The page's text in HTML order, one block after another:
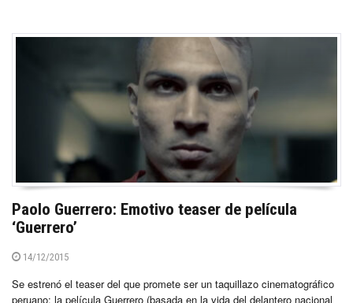
Paolo Guerrero: Emotivo teaser de película
‘Guerrero’
14/12/2015
Se estrenó el teaser del que promete ser un taquillazo cinematográfico
peruano: la película Guerrero (basada en la vida del delantero nacional